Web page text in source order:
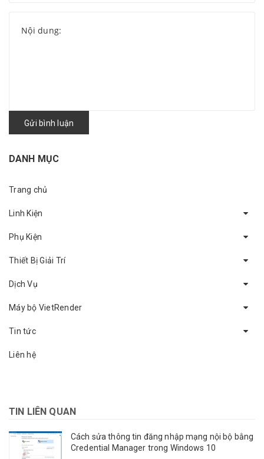
Gửi bình luận
DANH MỤC
Trang chủ
Linh Kiện
Phụ Kiện
Thiết Bị Giải Trí
Dịch Vụ
Máy bộ VietRender
Tin tức
Liên hệ
TIN LIÊN QUAN
Cách sửa thông tin đăng nhập mạng nội bộ bằng
Credential Manager trong Windows 10